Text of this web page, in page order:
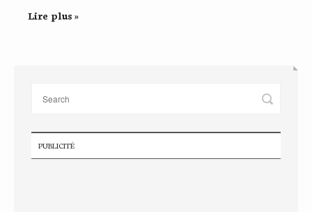
Lire plus »
PUBLICITÉ